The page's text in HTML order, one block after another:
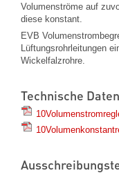
Volumenströme auf
diese konstant.
EVB
Lüftungsrohrleitungen
Wickelfalzrohre.
Technische